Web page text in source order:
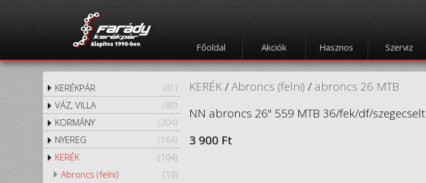
Főoldal Akciók Hasznos Szerviz
(61)
KERÉKPÁR
(89)
VÁZ, VILLA
(304)
KORMÁNY
(164)
NYEREG
(104)
KERÉK
(19)
Abroncs (felni)
KERÉK/Abroncs (felni) / abroncs 26 MTB
NN abroncs 26" 559 MTB 36/fek/df/szegecselt
3 900 Ft